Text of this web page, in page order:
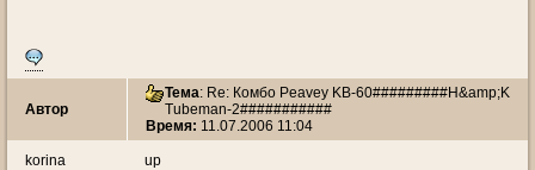
Автор
Тема: Re: Комбо Peavey KB-60#########H&amp;K
Tubeman-2###########
Время: 11.07.2006 11:04
korina up